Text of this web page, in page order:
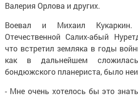
Валерия Орлова и других.
Воевал и Михаил Кукаркин.
Отечественной Салих-абый
что встретил земляка в годы
как в дальнейшем
бондюжского планериста, было
- Мне очень хотелось бы это